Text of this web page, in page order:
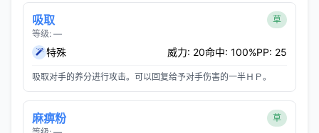
吸取
等级: —
草
特殊 威力: 20命中: 100%PP: 25
吸取对手的养分进行攻击。可以回复给予对手伤害的一半ＨＰ。
麻痹粉 草